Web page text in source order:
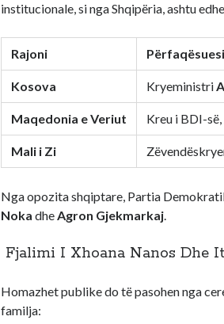
institucionale, si nga Shqipëria, ashtu
Rajoni
Kosova Kryeministri
Maqedonia e Veriut Kreu i BDI-së,
Mali i Zi
Nga opozita shqiptare, Partia
Noka dheAgron Gjekmarkaj.
Fjalimi I Xhoana Nanos Dhe
Homazhet publike do të pasohen nga
familja: